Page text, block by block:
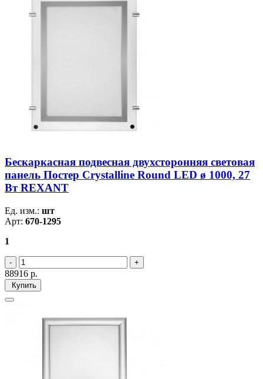
Бескаркасная подвесная двухсторонняя световая
панель Постер Crystalline Round LED ø 1000, 27
Вт REXANT
Ед. изм.: шт
Арт: 670-1295
1
88916 р.
Купить